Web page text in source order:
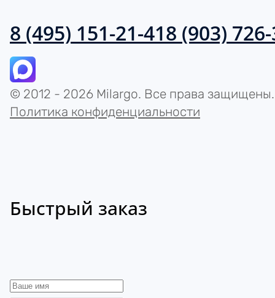
8 (495) 151-21-418 (903)
© 2012 - 2026 Milargo. Все права защищены.
Политика конфиденциальности
Быстрый заказ